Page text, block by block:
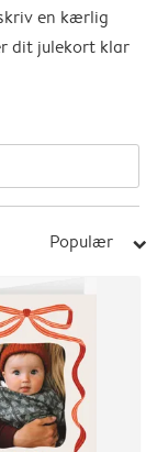
en kærlig
dit julekort klar
Populær arrow_right